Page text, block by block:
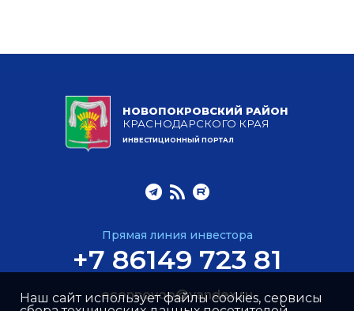
НОВОПОКРОВСКИЙ РАЙОН
КРАСНОДАРСКОГО КРАЯ
ИНВЕСТИЦИОННЫЙ ПОРТАЛ
Прямая линия инвестора
+7 86149 723 81
econnovop@yandex.ru
Наш сайт использует файлы cookies, сервисы